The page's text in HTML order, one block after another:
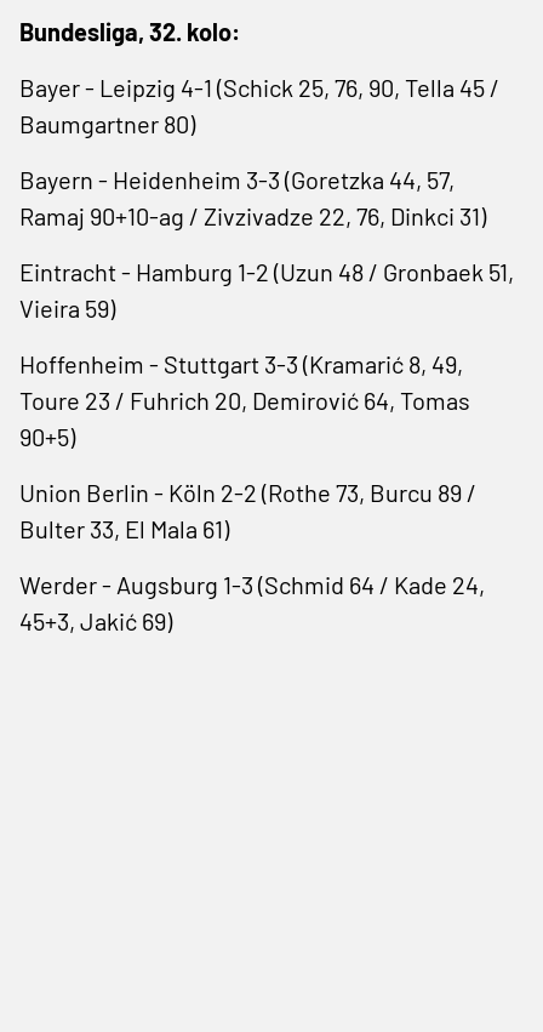
Bundesliga, 32. kolo:
Bayer - Leipzig 4-1 (Schick 25, 76, 90, Tella 45 /
Baumgartner 80)
Bayern - Heidenheim 3-3 (Goretzka 44, 57,
Ramaj 90+10-ag / Zivzivadze 22, 76, Dinkci 31)
Eintracht - Hamburg 1-2 (Uzun 48 / Gronbaek 51,
Vieira 59)
Hoffenheim - Stuttgart 3-3 (Kramarić 8, 49,
Toure 23 / Fuhrich 20, Demirović 64, Tomas
90+5)
Union Berlin - Köln 2-2 (Rothe 73, Burcu 89 /
Bulter 33, El Mala 61)
Werder - Augsburg 1-3 (Schmid 64 / Kade 24,
45+3, Jakić 69)